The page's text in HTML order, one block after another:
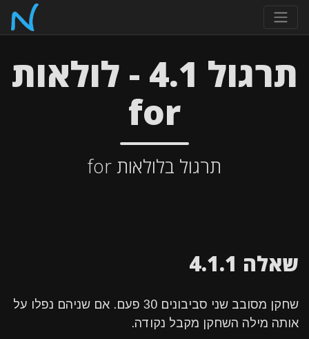
תרגול 4.1 - לולאות
for
תרגול בלולאות for
שאלה 4.1.1
שחקן מסובב שני סביבונים 30 פעם. אם שניהם נפלו על
אותה מילה השחקן מקבל נקודה.